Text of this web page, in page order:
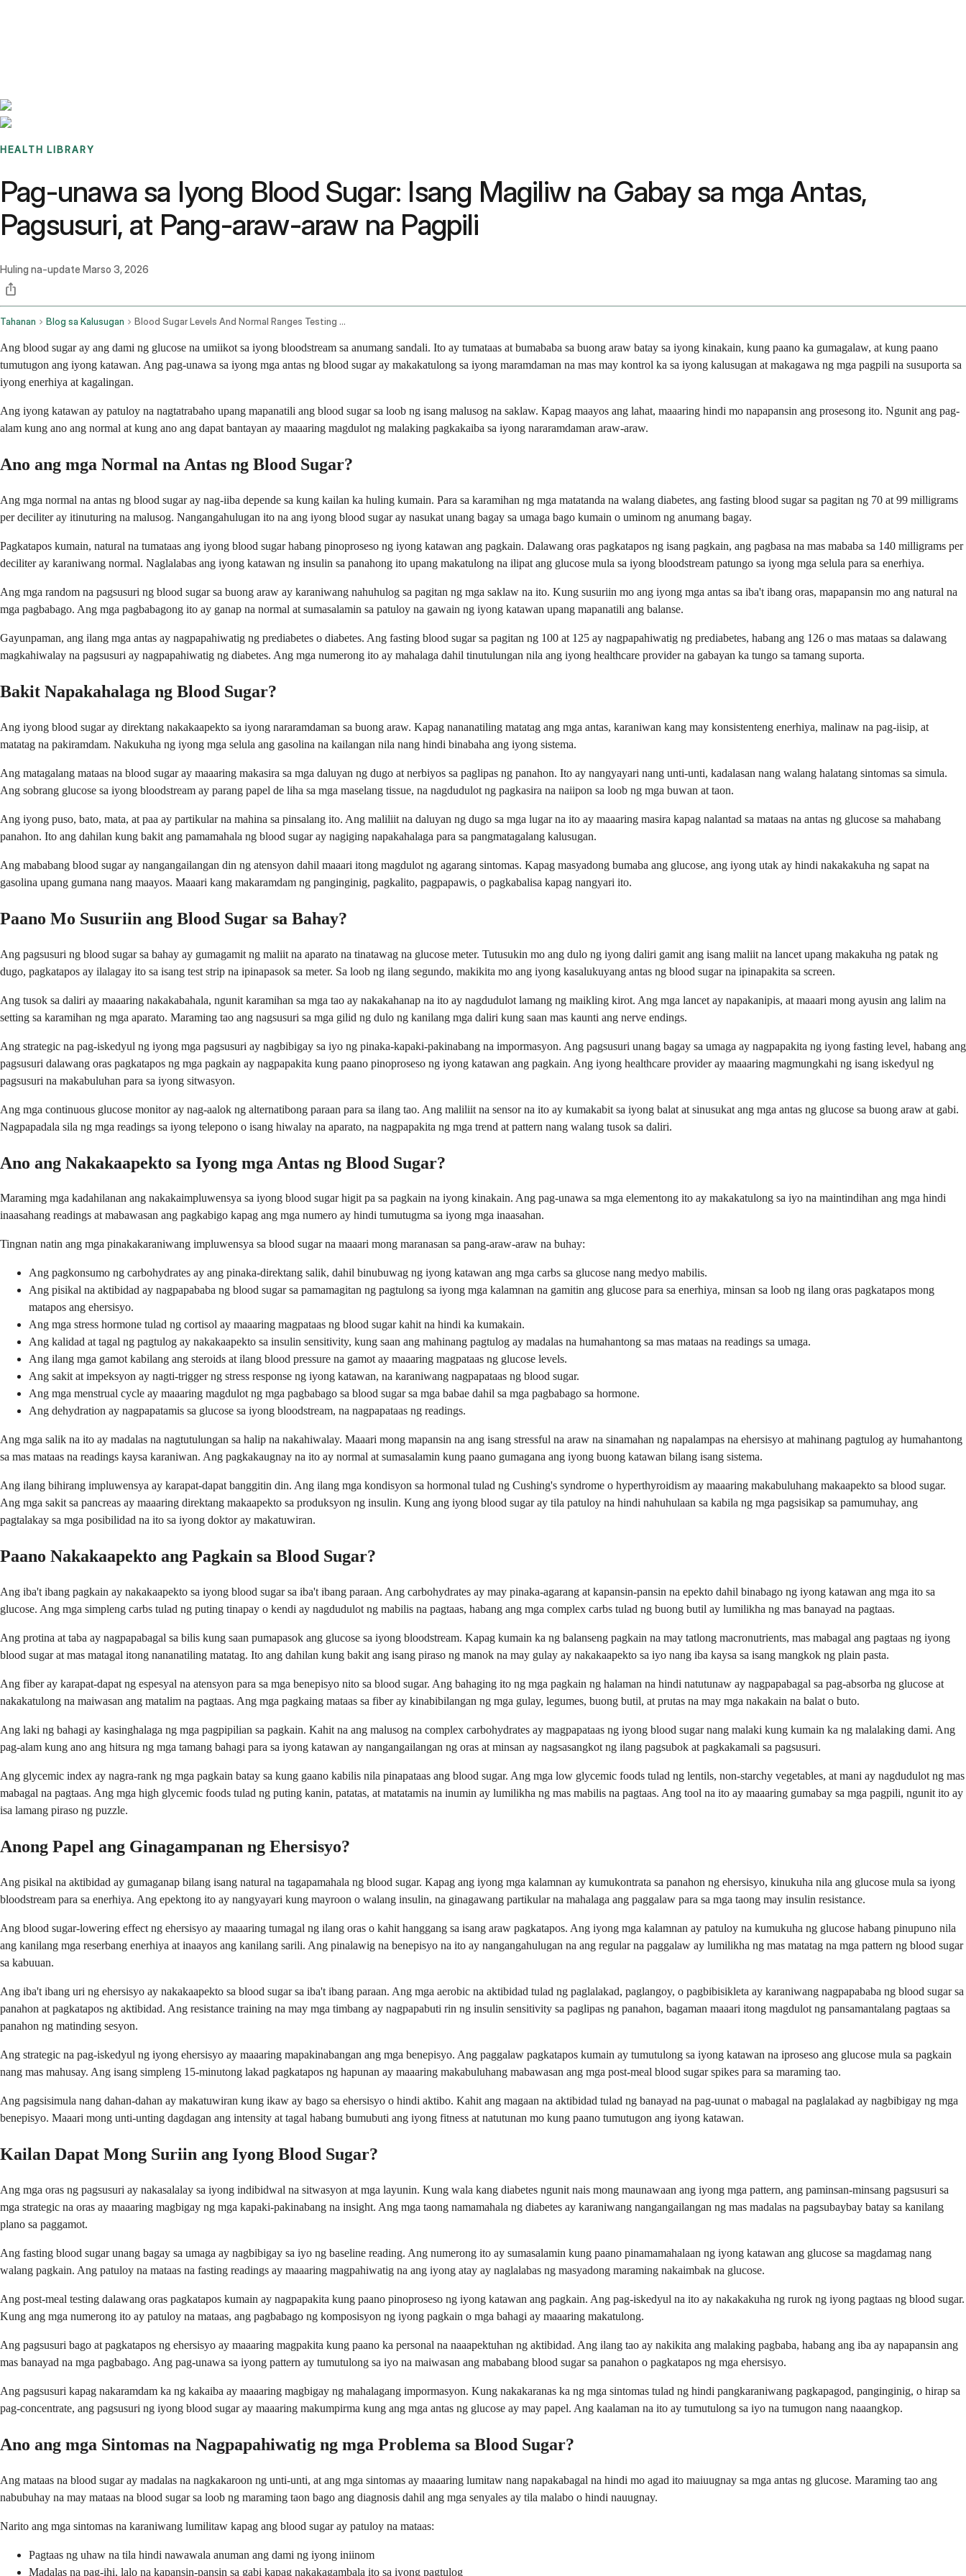
HEALTH LIBRARY
Pag-unawa sa Iyong Blood Sugar: Isang Magiliw na Gabay sa mga Antas,
Pagsusuri, at Pang-araw-araw na Pagpili
Huling na-update Marso 3, 2026
Tahanan Blog sa Kalusugan Blood Sugar Levels And Normal Ranges Testing Diet And Exercise
Ang blood sugar ay ang dami ng glucose na umiikot sa iyong bloodstream sa anumang sandali. Ito ay tumataas at bumababa sa buong araw batay sa iyong kinakain, kung paano ka gumagalaw, at kung paano
tumutugon ang iyong katawan. Ang pag-unawa sa iyong mga antas ng blood sugar ay makakatulong sa iyong maramdaman na mas may kontrol ka sa iyong kalusugan at makagawa ng mga pagpili na susuporta sa
iyong enerhiya at kagalingan.
Ang iyong katawan ay patuloy na nagtatrabaho upang mapanatili ang blood sugar sa loob ng isang malusog na saklaw. Kapag maayos ang lahat, maaaring hindi mo napapansin ang prosesong ito. Ngunit ang pag-
alam kung ano ang normal at kung ano ang dapat bantayan ay maaaring magdulot ng malaking pagkakaiba sa iyong nararamdaman araw-araw.
Ano ang mga Normal na Antas ng Blood Sugar?
Ang mga normal na antas ng blood sugar ay nag-iiba depende sa kung kailan ka huling kumain. Para sa karamihan ng mga matatanda na walang diabetes, ang fasting blood sugar sa pagitan ng 70 at 99 milligrams
per deciliter ay itinuturing na malusog. Nangangahulugan ito na ang iyong blood sugar ay nasukat unang bagay sa umaga bago kumain o uminom ng anumang bagay.
Pagkatapos kumain, natural na tumataas ang iyong blood sugar habang pinoproseso ng iyong katawan ang pagkain. Dalawang oras pagkatapos ng isang pagkain, ang pagbasa na mas mababa sa 140 milligrams per
deciliter ay karaniwang normal. Naglalabas ang iyong katawan ng insulin sa panahong ito upang makatulong na ilipat ang glucose mula sa iyong bloodstream patungo sa iyong mga selula para sa enerhiya.
Ang mga random na pagsusuri ng blood sugar sa buong araw ay karaniwang nahuhulog sa pagitan ng mga saklaw na ito. Kung susuriin mo ang iyong mga antas sa iba't ibang oras, mapapansin mo ang natural na
mga pagbabago. Ang mga pagbabagong ito ay ganap na normal at sumasalamin sa patuloy na gawain ng iyong katawan upang mapanatili ang balanse.
Gayunpaman, ang ilang mga antas ay nagpapahiwatig ng prediabetes o diabetes. Ang fasting blood sugar sa pagitan ng 100 at 125 ay nagpapahiwatig ng prediabetes, habang ang 126 o mas mataas sa dalawang
magkahiwalay na pagsusuri ay nagpapahiwatig ng diabetes. Ang mga numerong ito ay mahalaga dahil tinutulungan nila ang iyong healthcare provider na gabayan ka tungo sa tamang suporta.
Bakit Napakahalaga ng Blood Sugar?
Ang iyong blood sugar ay direktang nakakaapekto sa iyong nararamdaman sa buong araw. Kapag nananatiling matatag ang mga antas, karaniwan kang may konsistenteng enerhiya, malinaw na pag-iisip, at
matatag na pakiramdam. Nakukuha ng iyong mga selula ang gasolina na kailangan nila nang hindi binabaha ang iyong sistema.
Ang matagalang mataas na blood sugar ay maaaring makasira sa mga daluyan ng dugo at nerbiyos sa paglipas ng panahon. Ito ay nangyayari nang unti-unti, kadalasan nang walang halatang sintomas sa simula.
Ang sobrang glucose sa iyong bloodstream ay parang papel de liha sa mga maselang tissue, na nagdudulot ng pagkasira na naiipon sa loob ng mga buwan at taon.
Ang iyong puso, bato, mata, at paa ay partikular na mahina sa pinsalang ito. Ang maliliit na daluyan ng dugo sa mga lugar na ito ay maaaring masira kapag nalantad sa mataas na antas ng glucose sa mahabang
panahon. Ito ang dahilan kung bakit ang pamamahala ng blood sugar ay nagiging napakahalaga para sa pangmatagalang kalusugan.
Ang mababang blood sugar ay nangangailangan din ng atensyon dahil maaari itong magdulot ng agarang sintomas. Kapag masyadong bumaba ang glucose, ang iyong utak ay hindi nakakakuha ng sapat na
gasolina upang gumana nang maayos. Maaari kang makaramdam ng panginginig, pagkalito, pagpapawis, o pagkabalisa kapag nangyari ito.
Paano Mo Susuriin ang Blood Sugar sa Bahay?
Ang pagsusuri ng blood sugar sa bahay ay gumagamit ng maliit na aparato na tinatawag na glucose meter. Tutusukin mo ang dulo ng iyong daliri gamit ang isang maliit na lancet upang makakuha ng patak ng
dugo, pagkatapos ay ilalagay ito sa isang test strip na ipinapasok sa meter. Sa loob ng ilang segundo, makikita mo ang iyong kasalukuyang antas ng blood sugar na ipinapakita sa screen.
Ang tusok sa daliri ay maaaring nakakabahala, ngunit karamihan sa mga tao ay nakakahanap na ito ay nagdudulot lamang ng maikling kirot. Ang mga lancet ay napakanipis, at maaari mong ayusin ang lalim na
setting sa karamihan ng mga aparato. Maraming tao ang nagsusuri sa mga gilid ng dulo ng kanilang mga daliri kung saan mas kaunti ang nerve endings.
Ang strategic na pag-iskedyul ng iyong mga pagsusuri ay nagbibigay sa iyo ng pinaka-kapaki-pakinabang na impormasyon. Ang pagsusuri unang bagay sa umaga ay nagpapakita ng iyong fasting level, habang ang
pagsusuri dalawang oras pagkatapos ng mga pagkain ay nagpapakita kung paano pinoproseso ng iyong katawan ang pagkain. Ang iyong healthcare provider ay maaaring magmungkahi ng isang iskedyul ng
pagsusuri na makabuluhan para sa iyong sitwasyon.
Ang mga continuous glucose monitor ay nag-aalok ng alternatibong paraan para sa ilang tao. Ang maliliit na sensor na ito ay kumakabit sa iyong balat at sinusukat ang mga antas ng glucose sa buong araw at gabi.
Nagpapadala sila ng mga readings sa iyong telepono o isang hiwalay na aparato, na nagpapakita ng mga trend at pattern nang walang tusok sa daliri.
Ano ang Nakakaapekto sa Iyong mga Antas ng Blood Sugar?
Maraming mga kadahilanan ang nakakaimpluwensya sa iyong blood sugar higit pa sa pagkain na iyong kinakain. Ang pag-unawa sa mga elementong ito ay makakatulong sa iyo na maintindihan ang mga hindi
inaasahang readings at mabawasan ang pagkabigo kapag ang mga numero ay hindi tumutugma sa iyong mga inaasahan.
Tingnan natin ang mga pinakakaraniwang impluwensya sa blood sugar na maaari mong maranasan sa pang-araw-araw na buhay:
Ang pagkonsumo ng carbohydrates ay ang pinaka-direktang salik, dahil binubuwag ng iyong katawan ang mga carbs sa glucose nang medyo mabilis.
Ang pisikal na aktibidad ay nagpapababa ng blood sugar sa pamamagitan ng pagtulong sa iyong mga kalamnan na gamitin ang glucose para sa enerhiya, minsan sa loob ng ilang oras pagkatapos mong
matapos ang ehersisyo.
Ang mga stress hormone tulad ng cortisol ay maaaring magpataas ng blood sugar kahit na hindi ka kumakain.
Ang kalidad at tagal ng pagtulog ay nakakaapekto sa insulin sensitivity, kung saan ang mahinang pagtulog ay madalas na humahantong sa mas mataas na readings sa umaga.
Ang ilang mga gamot kabilang ang steroids at ilang blood pressure na gamot ay maaaring magpataas ng glucose levels.
Ang sakit at impeksyon ay nagti-trigger ng stress response ng iyong katawan, na karaniwang nagpapataas ng blood sugar.
Ang mga menstrual cycle ay maaaring magdulot ng mga pagbabago sa blood sugar sa mga babae dahil sa mga pagbabago sa hormone.
Ang dehydration ay nagpapatamis sa glucose sa iyong bloodstream, na nagpapataas ng readings.
Ang mga salik na ito ay madalas na nagtutulungan sa halip na nakahiwalay. Maaari mong mapansin na ang isang stressful na araw na sinamahan ng napalampas na ehersisyo at mahinang pagtulog ay humahantong
sa mas mataas na readings kaysa karaniwan. Ang pagkakaugnay na ito ay normal at sumasalamin kung paano gumagana ang iyong buong katawan bilang isang sistema.
Ang ilang bihirang impluwensya ay karapat-dapat banggitin din. Ang ilang mga kondisyon sa hormonal tulad ng Cushing's syndrome o hyperthyroidism ay maaaring makabuluhang makaapekto sa blood sugar.
Ang mga sakit sa pancreas ay maaaring direktang makaapekto sa produksyon ng insulin. Kung ang iyong blood sugar ay tila patuloy na hindi nahuhulaan sa kabila ng mga pagsisikap sa pamumuhay, ang
pagtalakay sa mga posibilidad na ito sa iyong doktor ay makatuwiran.
Paano Nakakaapekto ang Pagkain sa Blood Sugar?
Ang iba't ibang pagkain ay nakakaapekto sa iyong blood sugar sa iba't ibang paraan. Ang carbohydrates ay may pinaka-agarang at kapansin-pansin na epekto dahil binabago ng iyong katawan ang mga ito sa
glucose. Ang mga simpleng carbs tulad ng puting tinapay o kendi ay nagdudulot ng mabilis na pagtaas, habang ang mga complex carbs tulad ng buong butil ay lumilikha ng mas banayad na pagtaas.
Ang protina at taba ay nagpapabagal sa bilis kung saan pumapasok ang glucose sa iyong bloodstream. Kapag kumain ka ng balanseng pagkain na may tatlong macronutrients, mas mabagal ang pagtaas ng iyong
blood sugar at mas matagal itong nananatiling matatag. Ito ang dahilan kung bakit ang isang piraso ng manok na may gulay ay nakakaapekto sa iyo nang iba kaysa sa isang mangkok ng plain pasta.
Ang fiber ay karapat-dapat ng espesyal na atensyon para sa mga benepisyo nito sa blood sugar. Ang bahaging ito ng mga pagkain ng halaman na hindi natutunaw ay nagpapabagal sa pag-absorba ng glucose at
nakakatulong na maiwasan ang matalim na pagtaas. Ang mga pagkaing mataas sa fiber ay kinabibilangan ng mga gulay, legumes, buong butil, at prutas na may mga nakakain na balat o buto.
Ang laki ng bahagi ay kasinghalaga ng mga pagpipilian sa pagkain. Kahit na ang malusog na complex carbohydrates ay magpapataas ng iyong blood sugar nang malaki kung kumain ka ng malalaking dami. Ang
pag-alam kung ano ang hitsura ng mga tamang bahagi para sa iyong katawan ay nangangailangan ng oras at minsan ay nagsasangkot ng ilang pagsubok at pagkakamali sa pagsusuri.
Ang glycemic index ay nagra-rank ng mga pagkain batay sa kung gaano kabilis nila pinapataas ang blood sugar. Ang mga low glycemic foods tulad ng lentils, non-starchy vegetables, at mani ay nagdudulot ng mas
mabagal na pagtaas. Ang mga high glycemic foods tulad ng puting kanin, patatas, at matatamis na inumin ay lumilikha ng mas mabilis na pagtaas. Ang tool na ito ay maaaring gumabay sa mga pagpili, ngunit ito ay
isa lamang piraso ng puzzle.
Anong Papel ang Ginagampanan ng Ehersisyo?
Ang pisikal na aktibidad ay gumaganap bilang isang natural na tagapamahala ng blood sugar. Kapag ang iyong mga kalamnan ay kumukontrata sa panahon ng ehersisyo, kinukuha nila ang glucose mula sa iyong
bloodstream para sa enerhiya. Ang epektong ito ay nangyayari kung mayroon o walang insulin, na ginagawang partikular na mahalaga ang paggalaw para sa mga taong may insulin resistance.
Ang blood sugar-lowering effect ng ehersisyo ay maaaring tumagal ng ilang oras o kahit hanggang sa isang araw pagkatapos. Ang iyong mga kalamnan ay patuloy na kumukuha ng glucose habang pinupuno nila
ang kanilang mga reserbang enerhiya at inaayos ang kanilang sarili. Ang pinalawig na benepisyo na ito ay nangangahulugan na ang regular na paggalaw ay lumilikha ng mas matatag na mga pattern ng blood sugar
sa kabuuan.
Ang iba't ibang uri ng ehersisyo ay nakakaapekto sa blood sugar sa iba't ibang paraan. Ang mga aerobic na aktibidad tulad ng paglalakad, paglangoy, o pagbibisikleta ay karaniwang nagpapababa ng blood sugar sa
panahon at pagkatapos ng aktibidad. Ang resistance training na may mga timbang ay nagpapabuti rin ng insulin sensitivity sa paglipas ng panahon, bagaman maaari itong magdulot ng pansamantalang pagtaas sa
panahon ng matinding sesyon.
Ang strategic na pag-iskedyul ng iyong ehersisyo ay maaaring mapakinabangan ang mga benepisyo. Ang paggalaw pagkatapos kumain ay tumutulong sa iyong katawan na iproseso ang glucose mula sa pagkain
nang mas mahusay. Ang isang simpleng 15-minutong lakad pagkatapos ng hapunan ay maaaring makabuluhang mabawasan ang mga post-meal blood sugar spikes para sa maraming tao.
Ang pagsisimula nang dahan-dahan ay makatuwiran kung ikaw ay bago sa ehersisyo o hindi aktibo. Kahit ang magaan na aktibidad tulad ng banayad na pag-uunat o mabagal na paglalakad ay nagbibigay ng mga
benepisyo. Maaari mong unti-unting dagdagan ang intensity at tagal habang bumubuti ang iyong fitness at natutunan mo kung paano tumutugon ang iyong katawan.
Kailan Dapat Mong Suriin ang Iyong Blood Sugar?
Ang mga oras ng pagsusuri ay nakasalalay sa iyong indibidwal na sitwasyon at mga layunin. Kung wala kang diabetes ngunit nais mong maunawaan ang iyong mga pattern, ang paminsan-minsang pagsusuri sa
mga strategic na oras ay maaaring magbigay ng mga kapaki-pakinabang na insight. Ang mga taong namamahala ng diabetes ay karaniwang nangangailangan ng mas madalas na pagsubaybay batay sa kanilang
plano sa paggamot.
Ang fasting blood sugar unang bagay sa umaga ay nagbibigay sa iyo ng baseline reading. Ang numerong ito ay sumasalamin kung paano pinamamahalaan ng iyong katawan ang glucose sa magdamag nang
walang pagkain. Ang patuloy na mataas na fasting readings ay maaaring magpahiwatig na ang iyong atay ay naglalabas ng masyadong maraming nakaimbak na glucose.
Ang post-meal testing dalawang oras pagkatapos kumain ay nagpapakita kung paano pinoproseso ng iyong katawan ang pagkain. Ang pag-iskedyul na ito ay nakakakuha ng rurok ng iyong pagtaas ng blood sugar.
Kung ang mga numerong ito ay patuloy na mataas, ang pagbabago ng komposisyon ng iyong pagkain o mga bahagi ay maaaring makatulong.
Ang pagsusuri bago at pagkatapos ng ehersisyo ay maaaring magpakita kung paano ka personal na naaapektuhan ng aktibidad. Ang ilang tao ay nakikita ang malaking pagbaba, habang ang iba ay napapansin ang
mas banayad na mga pagbabago. Ang pag-unawa sa iyong pattern ay tumutulong sa iyo na maiwasan ang mababang blood sugar sa panahon o pagkatapos ng mga ehersisyo.
Ang pagsusuri kapag nakaramdam ka ng kakaiba ay maaaring magbigay ng mahalagang impormasyon. Kung nakakaranas ka ng mga sintomas tulad ng hindi pangkaraniwang pagkapagod, panginginig, o hirap sa
pag-concentrate, ang pagsusuri ng iyong blood sugar ay maaaring makumpirma kung ang mga antas ng glucose ay may papel. Ang kaalaman na ito ay tumutulong sa iyo na tumugon nang naaangkop.
Ano ang mga Sintomas na Nagpapahiwatig ng mga Problema sa Blood Sugar?
Ang mataas na blood sugar ay madalas na nagkakaroon ng unti-unti, at ang mga sintomas ay maaaring lumitaw nang napakabagal na hindi mo agad ito maiuugnay sa mga antas ng glucose. Maraming tao ang
nabubuhay na may mataas na blood sugar sa loob ng maraming taon bago ang diagnosis dahil ang mga senyales ay tila malabo o hindi nauugnay.
Narito ang mga sintomas na karaniwang lumilitaw kapag ang blood sugar ay patuloy na mataas:
Pagtaas ng uhaw na tila hindi nawawala anuman ang dami ng iyong iniinom
Madalas na pag-ihi, lalo na kapansin-pansin sa gabi kapag nakakagambala ito sa iyong pagtulog